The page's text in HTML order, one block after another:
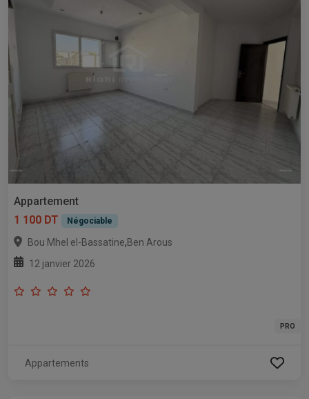
Appartement
1 100 DT
Négociable
Bou Mhel el-Bassatine,Ben Arous
12 janvier 2026
PRO
Appartements